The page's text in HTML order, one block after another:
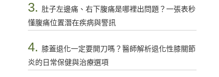
3. 肚子左邊痛、右下腹痛是哪裡出問題？一張表秒
懂腹痛位置潛在疾病與警訊
4. 膝蓋退化一定要開刀嗎？醫師解析退化性膝關節
炎的日常保健與治療選項